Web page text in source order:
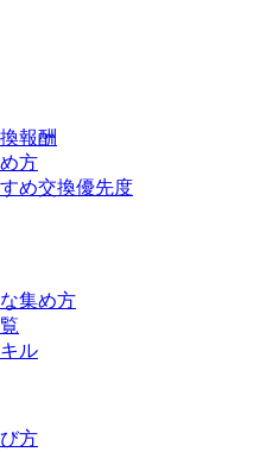
報酬
方
め交換優先度
集め方
ル
方